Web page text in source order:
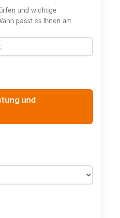
und wichtige
passt es Ihnen am
und